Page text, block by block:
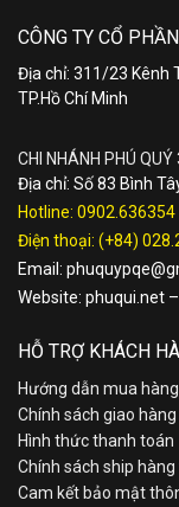
CÔNG TY CỔ
Địa chỉ: 311/23 Kênh
TP.Hồ Chí Minh
CHI NHÁNH PHÚ QUÝ
Địa chỉ: Số 83 Bình
Hotline: 0902.636354
Điện thoại: (+84)
Email:
Website: phuqui.net –
HỖ TRỢ KHÁCH
Hướng dẫn mua hàng
Chính sách giao
Hình thức thanh toán
Chính sách ship
Cam kết bảo mật